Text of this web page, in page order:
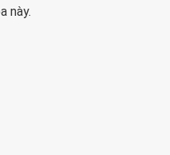
này.